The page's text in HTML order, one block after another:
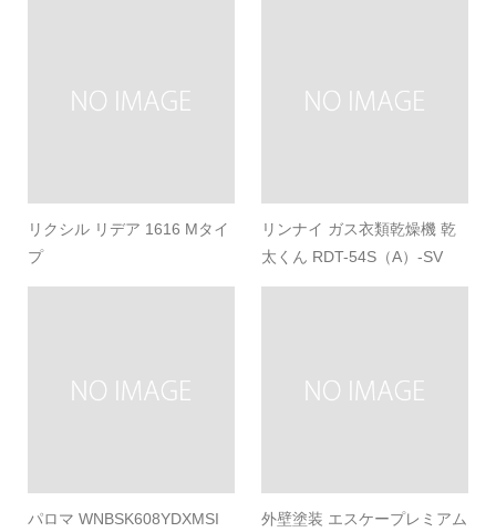
リクシル リデア 1616 Mタイ
プ
リンナイ ガス衣類乾燥機 乾
太くん RDT-54S（A）-SV
パロマ WNBSK608YDXMSI
外壁塗装 エスケープレミアム